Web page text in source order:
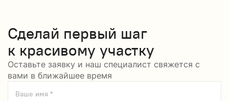
Сделай первый шаг
к красивому участку
Оставьте заявку и наш специалист свяжется с
вами в ближайшее время
Ваше имя *